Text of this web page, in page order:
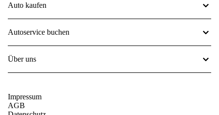
Auto kaufen
Autoservice buchen
Über uns
Impressum
AGB